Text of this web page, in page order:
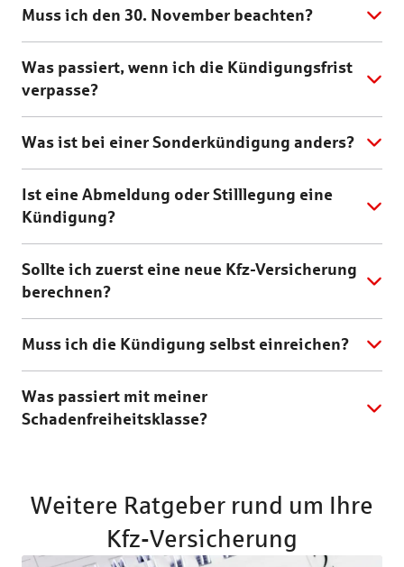
Muss ich den 30. November beachten?
Was passiert, wenn ich die Kündigungsfrist
verpasse?
Was ist bei einer Sonderkündigung anders?
Ist eine Abmeldung oder Stilllegung eine
Kündigung?
Sollte ich zuerst eine neue Kfz-Versicherung
berechnen?
Muss ich die Kündigung selbst einreichen?
Was passiert mit meiner
Schadenfreiheitsklasse?
Weitere Ratgeber rund um Ihre
Kfz-Versicherung